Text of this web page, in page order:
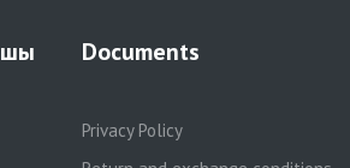
Documents
Privacy Policy